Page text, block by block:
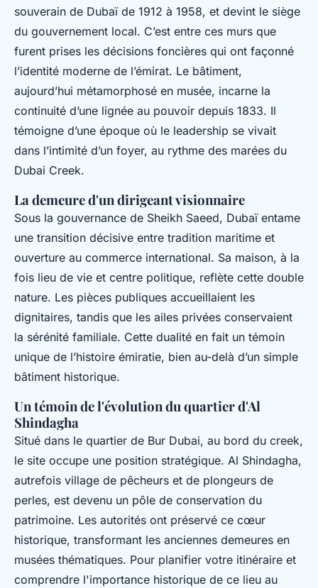
souverain de Dubaï de 1912 à 1958, et devint le siège
du gouvernement local. C’est entre ces murs que
furent prises les décisions foncières qui ont façonné
l’identité moderne de l’émirat. Le bâtiment,
aujourd’hui métamorphosé en musée, incarne la
continuité d’une lignée au pouvoir depuis 1833. Il
témoigne d’une époque où le leadership se vivait
dans l’intimité d’un foyer, au rythme des marées du
Dubai Creek.
La demeure d'un dirigeant visionnaire
Sous la gouvernance de Sheikh Saeed, Dubaï entame
une transition décisive entre tradition maritime et
ouverture au commerce international. Sa maison, à la
fois lieu de vie et centre politique, reflète cette double
nature. Les pièces publiques accueillaient les
dignitaires, tandis que les ailes privées conservaient
la sérénité familiale. Cette dualité en fait un témoin
unique de l’histoire émiratie, bien au-delà d’un simple
bâtiment historique.
Un témoin de l'évolution du quartier d'Al
Shindagha
Situé dans le quartier de Bur Dubai, au bord du creek,
le site occupe une position stratégique. Al Shindagha,
autrefois village de pêcheurs et de plongeurs de
perles, est devenu un pôle de conservation du
patrimoine. Les autorités ont préservé ce cœur
historique, transformant les anciennes demeures en
musées thématiques. Pour planifier votre itinéraire et
comprendre l'importance historique de ce lieu au